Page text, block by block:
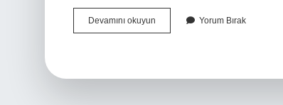
Devamını okuyun
Gecede
Yorum Bırak